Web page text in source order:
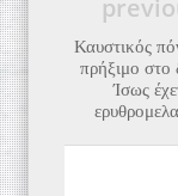
Καυστικός
πρήξιμο στο
Ίσως